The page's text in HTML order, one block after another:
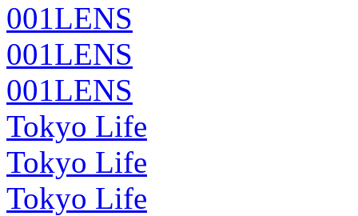
001LENS
001LENS
001LENS
Tokyo Life
Tokyo Life
Tokyo Life